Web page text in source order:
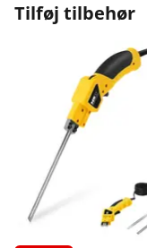
Tilføj tilbehør